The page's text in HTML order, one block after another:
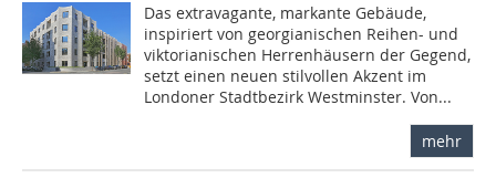
Das extravagante, markante Gebäude,
inspiriert von georgianischen Reihen- und
viktorianischen Herrenhäusern der Gegend,
setzt einen neuen stilvollen Akzent im
Londoner Stadtbezirk Westminster. Von...
mehr